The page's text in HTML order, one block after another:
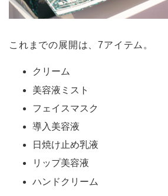
これまでの展開は、7アイテム。
クリーム
美容液ミスト
フェイスマスク
導入美容液
日焼け止め乳液
リップ美容液
ハンドクリーム